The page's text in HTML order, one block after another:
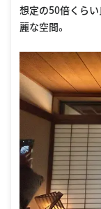
想定の50倍くら
麗な空間。